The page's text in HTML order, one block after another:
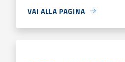
VAI ALLA PAGINA